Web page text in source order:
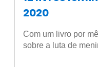
2020
Com um livro por
sobre a luta de